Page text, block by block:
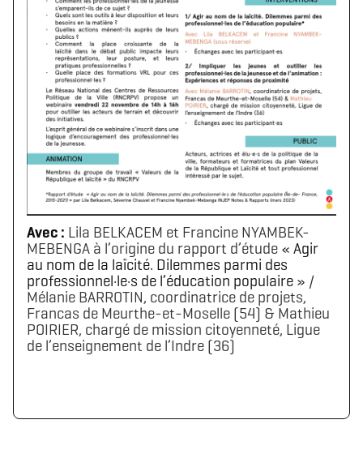
Télécharger le logo
(format .svg)
Télécharger le dossier d'identité complet
(format .zip)
Avec : Lila BELKACEM et Francine NYAMBEK-
MEBENGA à l’origine du rapport d’étude « Agir
au nom de la laïcité. Dilemmes parmi des
professionnel·le·s de l’éducation populaire » /
Mélanie BARROTIN, coordinatrice de projets,
Francas de Meurthe-et-Moselle (54) & Mathieu
POIRIER, chargé de mission citoyenneté, Ligue
de l’enseignement de l’Indre (36)